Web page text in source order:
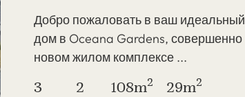
Добро пожаловать в ваш идеальный
дом в Oceana Gardens, совершенно
новом жилом комплексе ...
3 2 108m2 29m2